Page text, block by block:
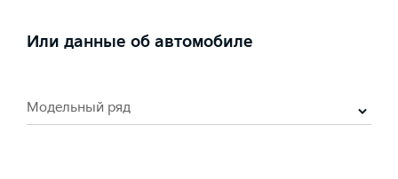
Или данные об автомобиле
Модельный ряд